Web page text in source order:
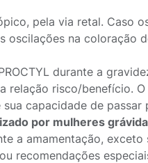
pela via retal. Caso
oscilações na coloração
durante a
relação risco/benefício.
capacidade de passar
por mulheres
a amamentação,
recomendações